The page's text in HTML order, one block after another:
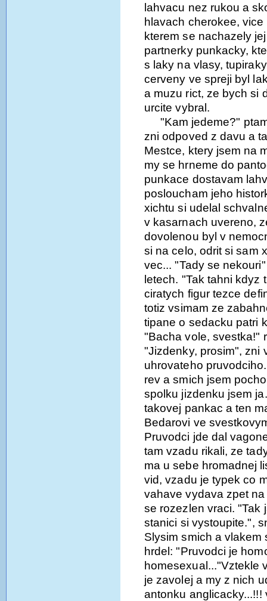
lahvacu nez rukou a
hlavach cherokee,
kterem se nachazely
partnerky punkacky,
s laky na vlasy,
cerveny ve spreji byl
a muzu rict, ze bych si
urcite vybral.
"Kam jedeme?"
zni odpoved z davu a
Mestce, ktery jsem na
my se hrneme do
punkace dostavam
posloucham jeho
xichtu si udelal
v kasarnach uvereno,
dovolenou byl v
si na celo, odrit si sam
vec... "Tady se
letech. "Tak tahni kdyz
ciratych figur tezce
totiz vsimam ze
tipane o sedacku patri
"Bacha vole, svestka!"
"Jizdenky, prosim", zni
uhrovateho
rev a smich jsem
spolku jizdenku jsem
takovej pankac a ten
Bedarovi ve
Pruvodci jde dal
tam vzadu rikali, ze
ma u sebe hromadnej
vid, vzadu je typek co
vahave vydava zpet
se rozezlen vraci. "Tak
stanici si vystoupite.",
Slysim smich a
hrdel: "Pruvodci je
homesexual..."Vztekle
je zavolej a my z nich
antonku anglicacky...!!!